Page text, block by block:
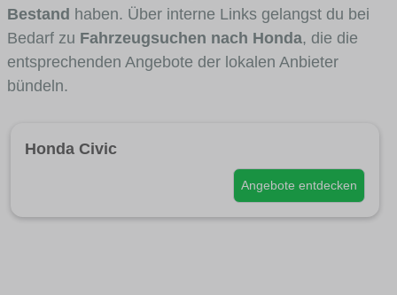
Bestand haben. Über interne Links gelangst du bei
Bedarf zu Fahrzeugsuchen nach Honda, die die
entsprechenden Angebote der lokalen Anbieter
bündeln.
Honda Civic
Angebote entdecken